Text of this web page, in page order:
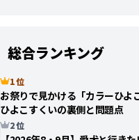
総合ランキング
1 位
お祭りで見かける「カラーひよ
ひよこすくいの裏側と問題点
2 位